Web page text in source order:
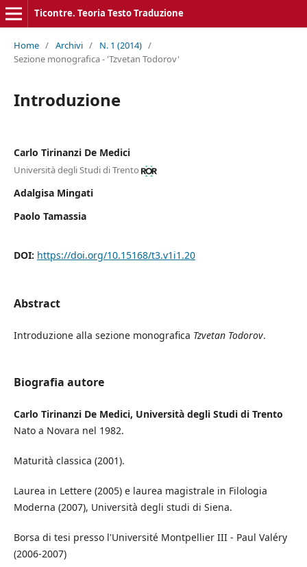
Ticontre. Teoria Testo Traduzione
Home / Archivi / N. 1 (2014) /
Sezione monografica - 'Tzvetan Todorov'
Introduzione
Carlo Tirinanzi De Medici
Università degli Studi di Trento
Adalgisa Mingati
Paolo Tamassia
DOI: https://doi.org/10.15168/t3.v1i1.20
Abstract
Introduzione alla sezione monografica Tzvetan Todorov.
Biografia autore
Carlo Tirinanzi De Medici, Università degli Studi di Trento
Nato a Novara nel 1982.
Maturità classica (2001).
Laurea in Lettere (2005) e laurea magistrale in Filologia
Moderna (2007), Università degli studi di Siena.
Borsa di tesi presso l'Université Montpellier III - Paul Valéry
(2006-2007)